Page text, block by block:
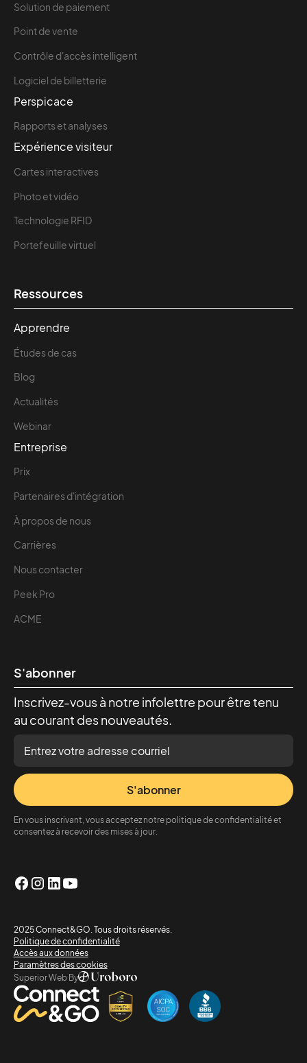
Solution de paiement
Point de vente
Contrôle d'accès intelligent
Logiciel de billetterie
Perspicace
Rapports et analyses
Expérience visiteur
Cartes interactives
Photo et vidéo
Technologie RFID
Portefeuille virtuel
Ressources
Apprendre
Études de cas
Blog
Actualités
Webinar
Entreprise
Prix
Partenaires d'intégration
À propos de nous
Carrières
Nous contacter
Peek Pro
ACME
S'abonner
Inscrivez-vous à notre infolettre pour être tenu
au courant des nouveautés.
S'abonner
En vous inscrivant, vous acceptez notre politique de confidentialité et
consentez à recevoir des mises à jour.
2025 Connect&GO. Tous droits réservés.
Politique de confidentialité
Accès aux données
Paramètres des cookies
Superior Web By